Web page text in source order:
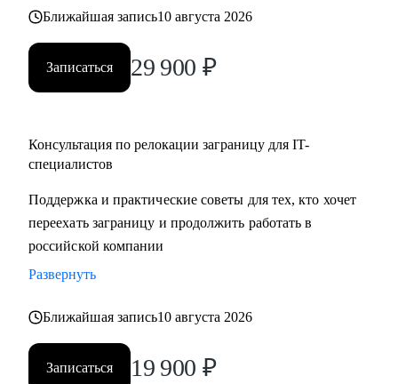
Ближайшая запись10 августа 2026
Записаться 29 900 ₽
Консультация по релокации заграницу для IT-
специалистов
Поддержка и практические советы для тех, кто хочет
переехать заграницу и продолжить работать в
российской компании
Развернуть
Ближайшая запись10 августа 2026
Записаться 19 900 ₽